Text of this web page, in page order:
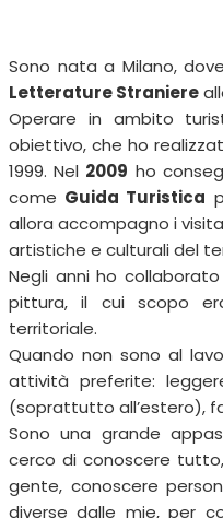
Sono nata a Milano,
Letterature Straniere
Operare in ambito
obiettivo, che ho
1999. Nel 2009 ho
come Guida Turistica
allora accompagno i
artistiche e culturali del
Negli anni ho
pittura, il cui scopo
territoriale.
Quando non sono al
attività preferite:
(soprattutto all’estero),
Sono una grande
cerco di conoscere
gente, conoscere
diverse dalle mie, per